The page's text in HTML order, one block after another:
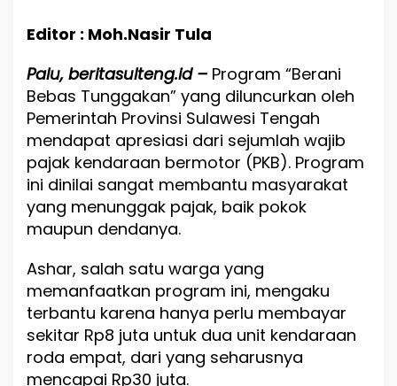
j
a
g
a
P
r
o
g
r
a
m
u
t
h
a
Editor : Moh.Nasir Tula
Palu, beritasulteng.id – Program “Berani
Bebas Tunggakan” yang diluncurkan oleh
Pemerintah Provinsi Sulawesi Tengah
mendapat apresiasi dari sejumlah wajib
pajak kendaraan bermotor (PKB). Program
ini dinilai sangat membantu masyarakat
yang menunggak pajak, baik pokok
maupun dendanya.
Ashar, salah satu warga yang
memanfaatkan program ini, mengaku
terbantu karena hanya perlu membayar
sekitar Rp8 juta untuk dua unit kendaraan
roda empat, dari yang seharusnya
mencapai Rp30 juta.